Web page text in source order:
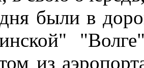
были в
из